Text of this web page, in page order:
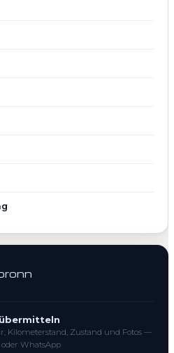
Kilometerstand, Zustand und Fotos —
WhatsApp